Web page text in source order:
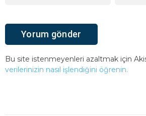
Bu site istenmeyenleri azaltmak için
verilerinizin nasıl işlendiğini öğrenin.